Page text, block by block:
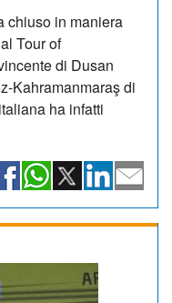
chiuso in maniera
Tour of
di Dusan
Kahramanmaraş di
ha infatti